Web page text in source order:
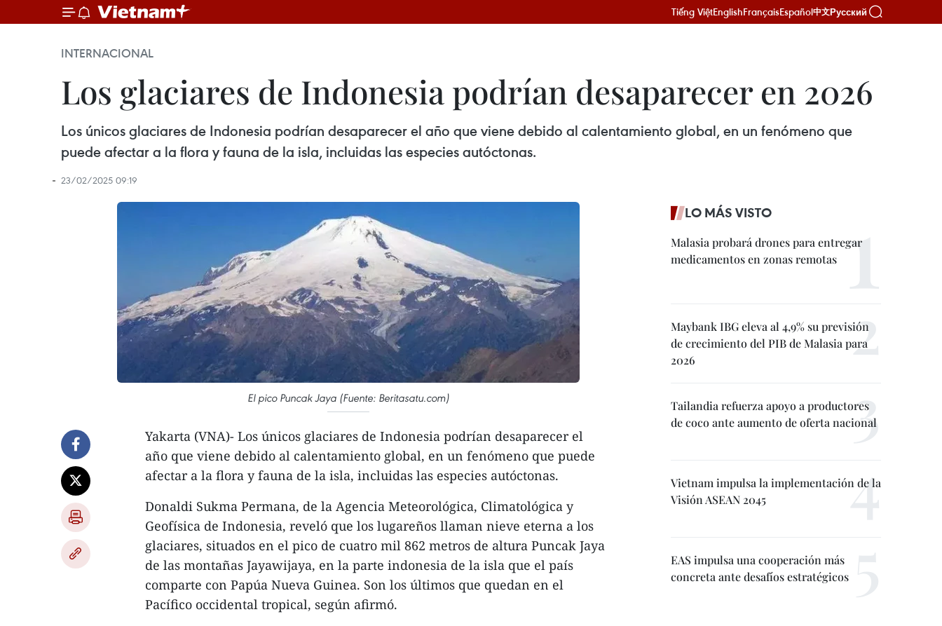
Tiếng ViệtEnglishFrançaisEspañol中文Русский
INTERNACIONAL
Los glaciares de Indonesia podrían desaparecer en 2026
Los únicos glaciares de Indonesia podrían desaparecer el año que viene debido al calentamiento global, en un fenómeno que
puede afectar a la flora y fauna de la isla, incluidas las especies autóctonas.
23/02/2025 09:19
El pico Puncak Jaya (Fuente: Beritasatu.com)
Yakarta (VNA)- Los únicos glaciares de Indonesia podrían desaparecer el
año que viene debido al calentamiento global, en un fenómeno que puede
afectar a la flora y fauna de la isla, incluidas las especies autóctonas.
Donaldi Sukma Permana, de la Agencia Meteorológica, Climatológica y
Geofísica de Indonesia, reveló que los lugareños llaman nieve eterna a los
glaciares, situados en el pico de cuatro mil 862 metros de altura Puncak Jaya
de las montañas Jayawijaya, en la parte indonesia de la isla que el país
comparte con Papúa Nueva Guinea. Son los últimos que quedan en el
Pacífico occidental tropical, según afirmó.
LO MÁS VISTO
Malasia probará drones para entregar
medicamentos en zonas remotas
Maybank IBG eleva al 4,9% su previsión
de crecimiento del PIB de Malasia para
2026
Tailandia refuerza apoyo a productores
de coco ante aumento de oferta nacional
Vietnam impulsa la implementación de la
Visión ASEAN 2045
EAS impulsa una cooperación más
concreta ante desafíos estratégicos